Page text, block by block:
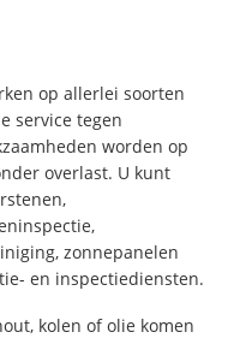
op allerlei soorten
service tegen
worden op
overlast. U kunt
zonnepanelen
en inspectiediensten.
kolen of olie komen